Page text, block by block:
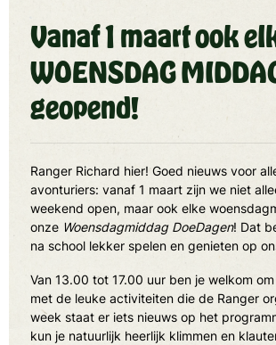
Vanaf 1 maart ook
WOENSDAG
geopend!
Ranger Richard hier! Goed nieuws voor
avonturiers: vanaf 1 maart zijn we niet
weekend open, maar ook elke
onze Woensdagmiddag DoeDagen! Dat
na school lekker spelen en genieten op
Van 13.00 tot 17.00 uur ben je welkom
met de leuke activiteiten die de Ranger
week staat er iets nieuws op het
kun je natuurlijk heerlijk klimmen en